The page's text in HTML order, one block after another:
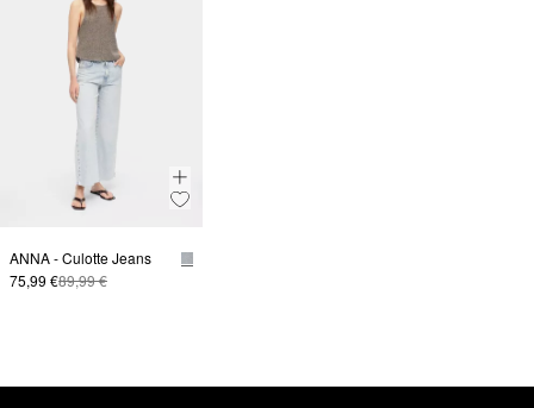
ANNA - Culotte Jeans
75,99 €89,99 €